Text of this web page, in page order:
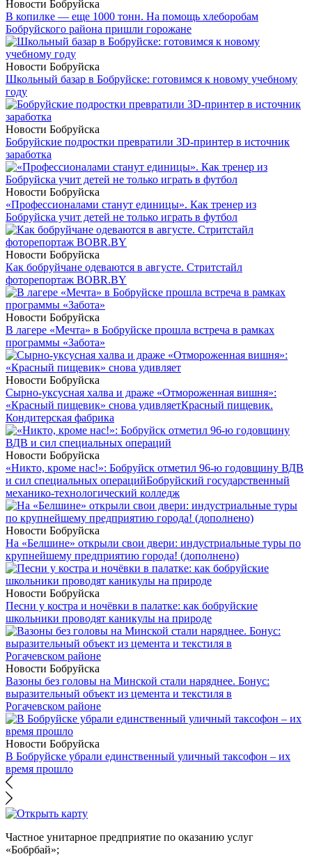
Новости Бобруйска
В копилке — еще 1000 тонн. На помощь хлеборобам
Бобруйского района пришли горожане
Новости Бобруйска
Школьный базар в Бобруйске: готовимся к новому учебному
году
Новости Бобруйска
Бобруйские подростки превратили 3D-принтер в источник
заработка
Новости Бобруйска
«Профессионалами станут единицы». Как тренер из
Бобруйска учит детей не только играть в футбол
Новости Бобруйска
Как бобруйчане одеваются в августе. Стритстайл
фоторепортаж BOBR.BY
Новости Бобруйска
В лагере «Мечта» в Бобруйске прошла встреча в рамках
программы «Забота»
Новости Бобруйска
Сырно-уксусная халва и драже «Отмороженная вишня»:
«Красный пищевик» снова удивляетКрасный пищевик.
Кондитерская фабрика
Новости Бобруйска
«Никто, кроме нас!»: Бобруйск отметил 96-ю годовщину ВДВ
и сил специальных операцийБобруйский государственный
механико-технологический колледж
Новости Бобруйска
На «Белшине» открыли свои двери: индустриальные туры по
крупнейшему предприятию города! (дополнено)
Новости Бобруйска
Песни у костра и ночёвки в палатке: как бобруйские
школьники проводят каникулы на природе
Новости Бобруйска
Вазоны без головы на Минской стали наряднее. Бонус:
выразительный объект из цемента и текстиля в
Рогачевском районе
Новости Бобруйска
В Бобруйске убрали единственный уличный таксофон – их
время прошло
Частное унитарное предприятие по оказанию услуг
«Бобрбай»;